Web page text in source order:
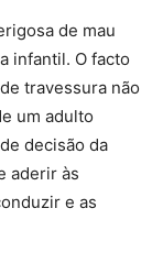
de mau
infantil. O facto
travessura não
um adulto
decisão da
aderir às
e as